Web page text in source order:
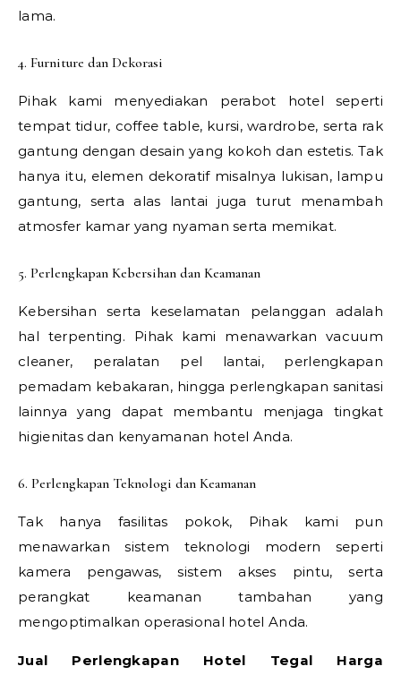
lama.
4. Furniture dan Dekorasi
Pihak kami menyediakan perabot hotel seperti
tempat tidur, coffee table, kursi, wardrobe, serta rak
gantung dengan desain yang kokoh dan estetis. Tak
hanya itu, elemen dekoratif misalnya lukisan, lampu
gantung, serta alas lantai juga turut menambah
atmosfer kamar yang nyaman serta memikat.
5. Perlengkapan Kebersihan dan Keamanan
Kebersihan serta keselamatan pelanggan adalah
hal terpenting. Pihak kami menawarkan vacuum
cleaner, peralatan pel lantai, perlengkapan
pemadam kebakaran, hingga perlengkapan sanitasi
lainnya yang dapat membantu menjaga tingkat
higienitas dan kenyamanan hotel Anda.
6. Perlengkapan Teknologi dan Keamanan
Tak hanya fasilitas pokok, Pihak kami pun
menawarkan sistem teknologi modern seperti
kamera pengawas, sistem akses pintu, serta
perangkat keamanan tambahan yang
mengoptimalkan operasional hotel Anda.
Jual Perlengkapan Hotel Tegal Harga